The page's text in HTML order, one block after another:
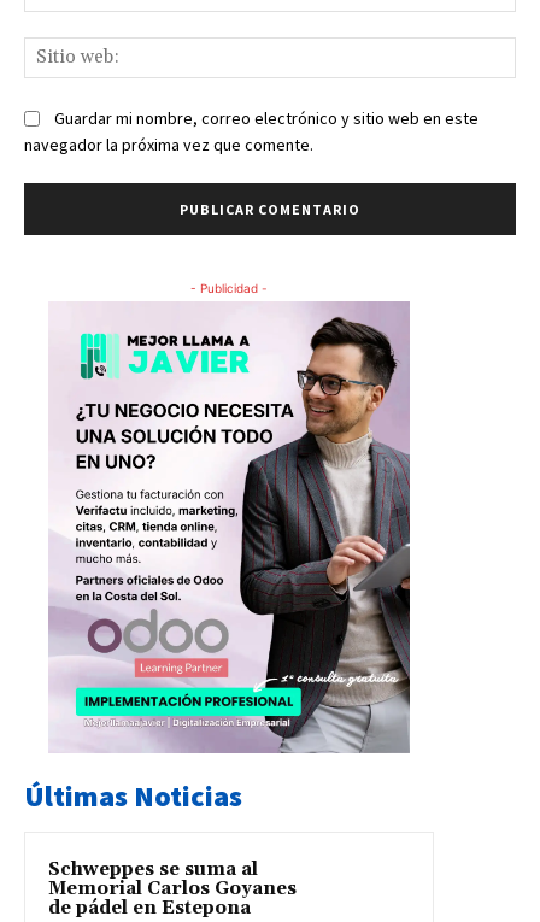
Guardar mi nombre, correo electrónico y sitio web en este
navegador la próxima vez que comente.
- Publicidad -
Últimas Noticias
Schweppes se suma al
Memorial Carlos Goyanes
de pádel en Estepona